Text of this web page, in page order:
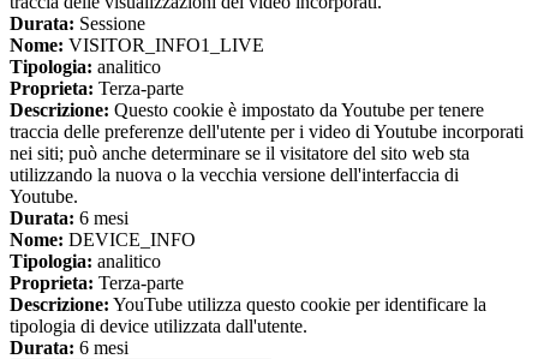
Durata: Sessione
Nome: VISITOR_INFO1_LIVE
Tipologia: analitico
Proprieta: Terza-parte
Descrizione: Questo cookie è impostato da Youtube per tenere
traccia delle preferenze dell'utente per i video di Youtube incorporati
nei siti; può anche determinare se il visitatore del sito web sta
utilizzando la nuova o la vecchia versione dell'interfaccia di
Youtube.
Durata: 6 mesi
Nome: DEVICE_INFO
Tipologia: analitico
Proprieta: Terza-parte
Descrizione: YouTube utilizza questo cookie per identificare la
tipologia di device utilizzata dall'utente.
Durata: 6 mesi